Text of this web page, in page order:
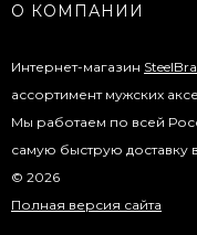
О КОМПАНИИ
Интернет-магазин
ассортимент мужских
Мы работаем по всей
самую быструю доставку
© 2026
Полная версия сайта